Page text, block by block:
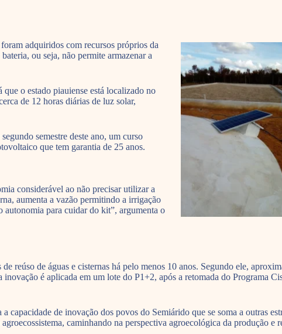
adquiridos com recursos próprios da
ou seja, não permite armazenar a
o estado piauiense está localizado no
de 12 horas diárias de luz solar,
semestre deste ano, um curso
que tem garantia de 25 anos.
considerável ao não precisar utilizar a
aumenta a vazão permitindo a irrigação
autonomia para cuidar do kit”, argumenta o
reúso de águas e cisternas há pelo menos 10 anos. Segundo ele,
é aplicada em um lote do P1+2, após a retomada do Programa
capacidade de inovação dos povos do Semiárido que se soma a outras
caminhando na perspectiva agroecológica da produção e